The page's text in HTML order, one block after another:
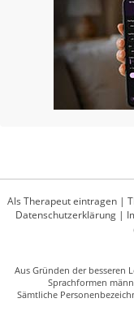
Als Therapeut eintragen |
Datenschutzerklärung|
Aus Gründen der besseren
Sprachformen
Sämtliche